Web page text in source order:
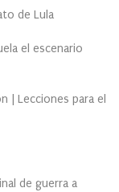
de Lula
el escenario
| Lecciones para el
de guerra a